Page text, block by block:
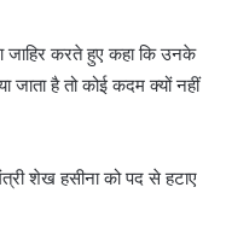
जाहिर करते हुए कहा कि उनके
जाता है तो कोई कदम क्यों नहीं
शेख हसीना को पद से हटाए